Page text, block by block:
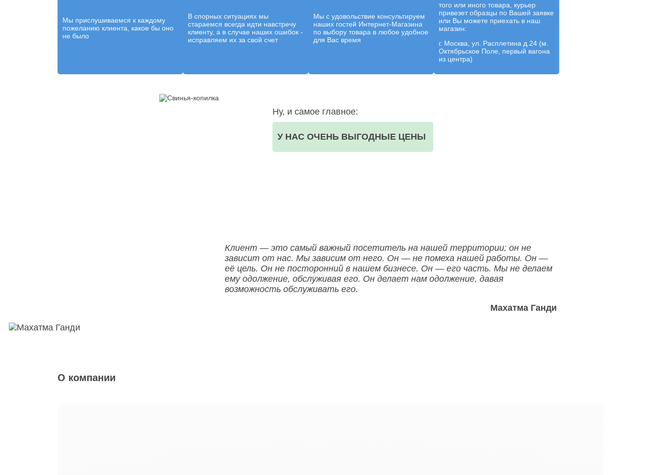
Мы прислушиваемся к каждому
пожеланию клиента, какое бы оно
не было
В спорных ситуациях мы
стараемся всегда идти навстречу
клиенту, а в случае наших ошибок -
исправляем их за свой счет
Мы с удовольствие консультируем
наших гостей Интернет-Магазина
по выбору товара в любое удобное
для Вас время
того или иного товара, курьер
привезет образцы по Вашей заявке
или Вы можете приехать в наш
магазин:
г. Москва, ул. Расплетина д.24 (м.
Октябрьское Поле, первый вагона
из центра)
Ну, и самое главное:
У НАС ОЧЕНЬ ВЫГОДНЫЕ ЦЕНЫ
Клиент — это самый важный посетитель на нашей территории; он не
зависит от нас. Мы зависим от него. Он — не помеха нашей работы. Он —
её цель. Он не посторонний в нашем бизнесе. Он — его часть. Мы не делаем
ему одолжение, обслуживая его. Он делает нам одолжение, давая
возможность обслуживать его.
Махатма Ганди
О компании